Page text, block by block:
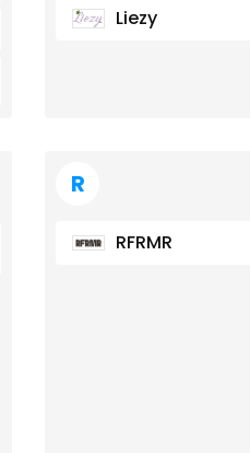
Liezy
R
RFRMR